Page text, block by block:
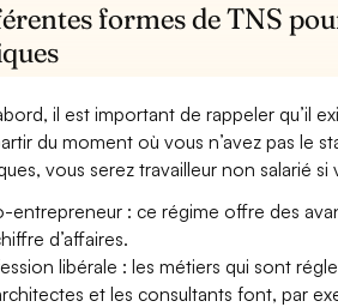
formes de TNS
il est important de rappeler qu’il
du moment où vous n’avez pas le
vous serez travailleur non salarié
entrepreneur : ce régime offre des
d’affaires.
libérale : les métiers qui sont
et les consultants font, par